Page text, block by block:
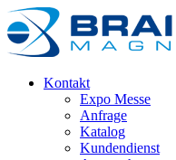
Kontakt
Expo Messe
Anfrage
Katalog
Kundendienst